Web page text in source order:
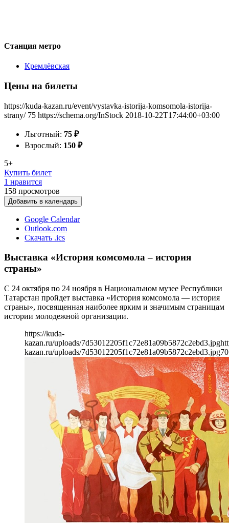
Станция метро
Кремлёвская
Цены на билеты
https://kuda-kazan.ru/event/vystavka-istorija-komsomola-istorija-
strany/ 75 https://schema.org/InStock 2018-10-22T17:44:00+03:00
Льготный: 75 ₽
Взрослый: 150 ₽
5+
Купить билет
1 нравится
158 просмотров
Добавить в календарь
Google Calendar
Outlook.com
Скачать .ics
Выставка «История комсомола – история
страны»
С 24 октября по 24 ноября в Национальном музее Республики
Татарстан пройдет выставка «История комсомола — история
страны», посвященная наиболее ярким и значимым страницам
истории молодежной организации.
https://kuda-
kazan.ru/uploads/7d53012205f1c72e81a09b5872c2ebd3.jpg
kazan.ru/uploads/7d53012205f1c72e81a09b5872c2ebd3.jpg